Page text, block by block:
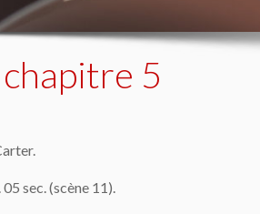
5
sec. (scène 11).